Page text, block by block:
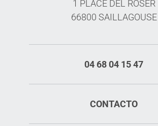
1 PLACE DEL ROSER
66800 SAILLAGOUSE
04 68 04 15 47
CONTACTO